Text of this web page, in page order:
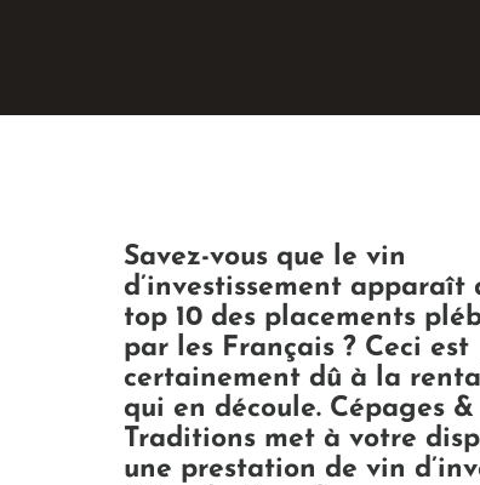
Savez-vous que le vin
d’investissement apparaît
top 10 des placements
par les Français ? Ceci est
certainement dû à la
qui en découle. Cépages &
Traditions met à votre
une prestation de vin